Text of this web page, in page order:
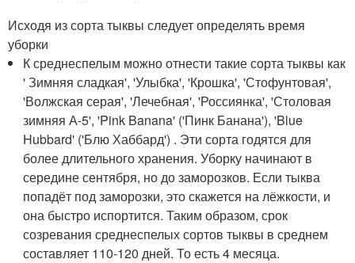
Исходя из сорта тыквы следует определять время
уборки
К среднеспелым можно отнести такие сорта тыквы как
' Зимняя сладкая', 'Улыбка', 'Крошка', 'Стофунтовая',
'Волжская серая', 'Лечебная', 'Россиянка', 'Столовая
зимняя А-5', 'Pink Banana' ('Пинк Банана'), 'Blue
Hubbard' ('Блю Хаббард') . Эти сорта годятся для
более длительного хранения. Уборку начинают в
середине сентября, но до заморозков. Если тыква
попадёт под заморозки, это скажется на лёжкости, и
она быстро испортится. Таким образом, срок
созревания среднеспелых сортов тыквы в среднем
составляет 110-120 дней. То есть 4 месяца.